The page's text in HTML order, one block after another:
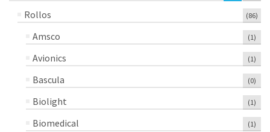
Rollos (86)
Amsco (1)
Avionics (1)
Bascula (0)
Biolight (1)
Biomedical (1)